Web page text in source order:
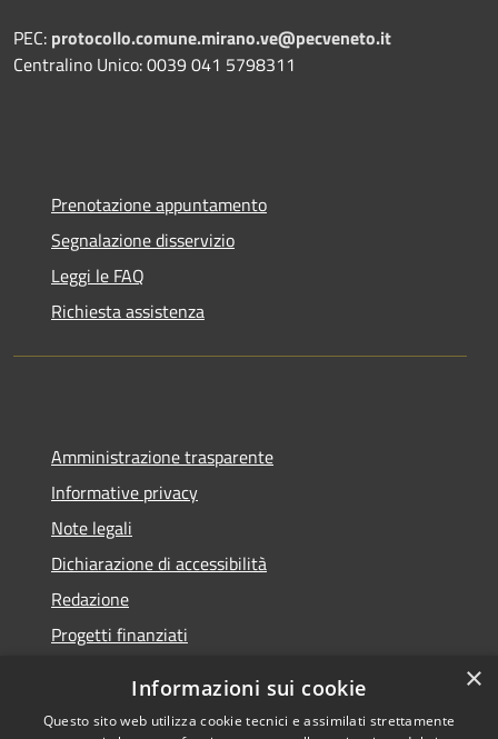
PEC: protocollo.comune.mirano.ve@pecveneto.it
Centralino Unico: 0039 041 5798311
Prenotazione appuntamento
Segnalazione disservizio
Leggi le FAQ
Richiesta assistenza
Amministrazione trasparente
Informative privacy
Note legali
Dichiarazione di accessibilità
Redazione
Progetti finanziati
×
Informazioni sui cookie
Questo sito web utilizza cookie tecnici e assimilati strettamente